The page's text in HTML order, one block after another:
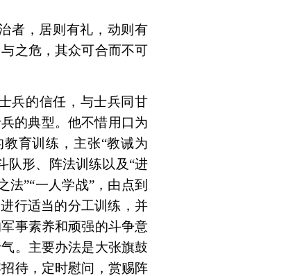
者，居则有礼，动则有
之危，其众可合而不可
兵的信任，与士兵同甘
的典型。他不惜用口为
育训练，主张“教诫为
队形、阵法训练以及“进
法”“一人学战”，由点到
行适当的分工训练，并
事素养和顽强的斗争意
。主要办法是大张旗鼓
待，定时慰问，赏赐阵